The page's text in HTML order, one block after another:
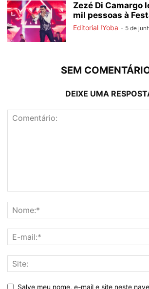
Zezé Di Camargo
mil pessoas à
Editorial !Yoba - 5 de
SEM
DEIXE UMA
Salve meu nome, e-mail e site neste